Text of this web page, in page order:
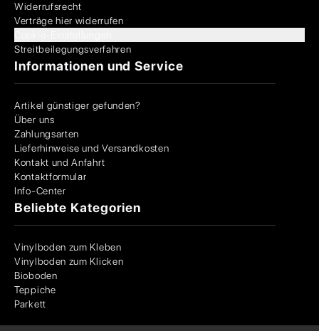
Widerrufsrecht
Verträge hier widerrufen
Streitbeilegungsverfahren
Informationen und Service
Artikel günstiger gefunden?
Über uns
Zahlungsarten
Lieferhinweise und Versandkosten
Kontakt und Anfahrt
Kontaktformular
Info-Center
Beliebte Kategorien
Vinylboden zum Kleben
Vinylboden zum Klicken
Bioboden
Teppiche
Parkett